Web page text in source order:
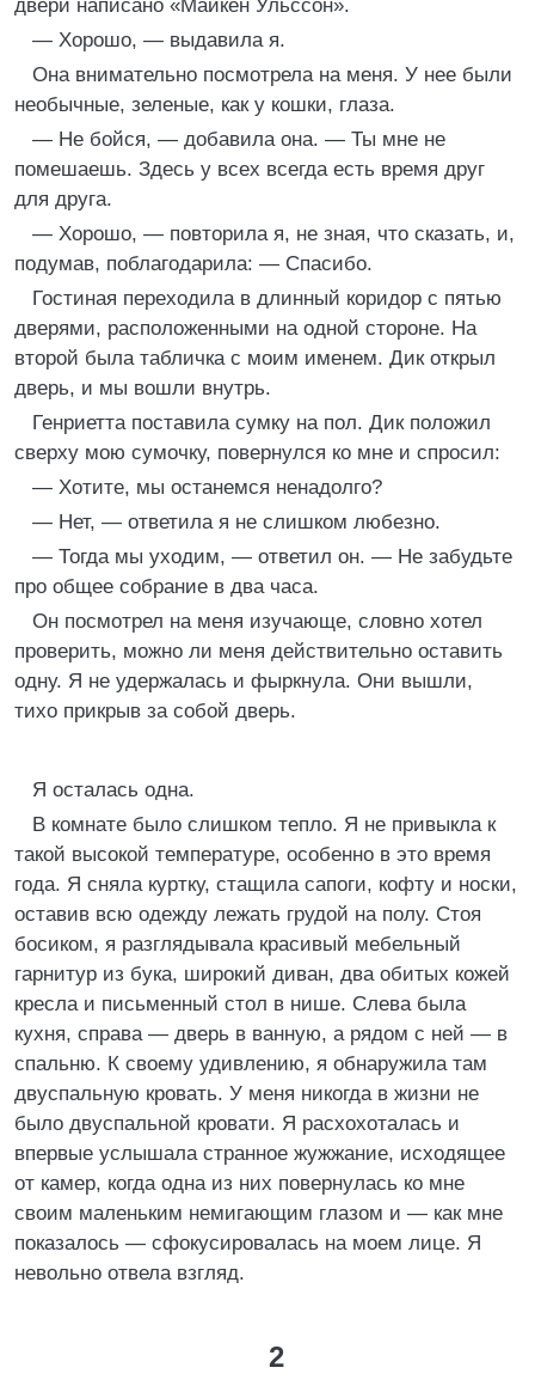
двери написано «Майкен Ульссон».
— Хорошо, — выдавила я.
Она внимательно посмотрела на меня. У нее были
необычные, зеленые, как у кошки, глаза.
— Не бойся, — добавила она. — Ты мне не
помешаешь. Здесь у всех всегда есть время друг
для друга.
— Хорошо, — повторила я, не зная, что сказать, и,
подумав, поблагодарила: — Спасибо.
Гостиная переходила в длинный коридор с пятью
дверями, расположенными на одной стороне. На
второй была табличка с моим именем. Дик открыл
дверь, и мы вошли внутрь.
Генриетта поставила сумку на пол. Дик положил
сверху мою сумочку, повернулся ко мне и спросил:
— Хотите, мы останемся ненадолго?
— Нет, — ответила я не слишком любезно.
— Тогда мы уходим, — ответил он. — Не забудьте
про общее собрание в два часа.
Он посмотрел на меня изучающе, словно хотел
проверить, можно ли меня действительно оставить
одну. Я не удержалась и фыркнула. Они вышли,
тихо прикрыв за собой дверь.
Я осталась одна.
В комнате было слишком тепло. Я не привыкла к
такой высокой температуре, особенно в это время
года. Я сняла куртку, стащила сапоги, кофту и носки,
оставив всю одежду лежать грудой на полу. Стоя
босиком, я разглядывала красивый мебельный
гарнитур из бука, широкий диван, два обитых кожей
кресла и письменный стол в нише. Слева была
кухня, справа — дверь в ванную, а рядом с ней — в
спальню. К своему удивлению, я обнаружила там
двуспальную кровать. У меня никогда в жизни не
было двуспальной кровати. Я расхохоталась и
впервые услышала странное жужжание, исходящее
от камер, когда одна из них повернулась ко мне
своим маленьким немигающим глазом и — как мне
показалось — сфокусировалась на моем лице. Я
невольно отвела взгляд.
2